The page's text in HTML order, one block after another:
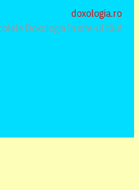
doxologia.ro
Doxologia în site-ul tău!